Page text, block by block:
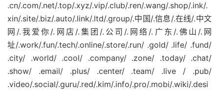
.cn/.com/.net/.top/.xyz/.vip/.club/.ren/.wang/.shop/.ink/.
xin/.site/.biz/.auto/.link/.ltd/.group/.中国/.信息/.在线/.中文
网/.我爱你/.网店/.集团/.公司/.网络/.广东/.佛山/.网
址/.work/.fun/.tech/.online/.store/.run/ .gold/ .life/ .fund/
.city/ .world/ .cool/ .company/ .zone/ .today/ .chat/
.show/ .email/ .plus/ .center/ .team/ .live / .pub/
.video/.social/.guru/.red/.kim/.info/.pro/.mobi/.wiki/.desi